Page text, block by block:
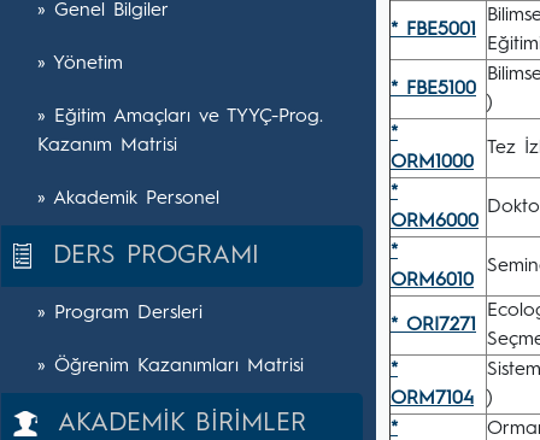
» Genel Bilgiler
» Yönetim
» Eğitim Amaçları ve TYYÇ-Prog.
Kazanım Matrisi
» Akademik Personel
DERS PROGRAMI
» Program Dersleri
» Öğrenim Kazanımları Matrisi
AKADEMİK BİRİMLER
* FBE5001
* FBE5100
)
*
ORM1000
Tez
*
ORM6000
*
ORM6010
* ORI7271
*
ORM7104
)
*